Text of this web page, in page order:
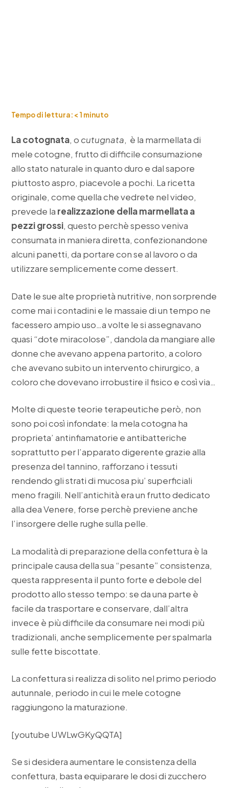
Tempo di lettura: < 1 minuto
La cotognata, o cutugnata, è la marmellata di
mele cotogne, frutto di difficile consumazione
allo stato naturale in quanto duro e dal sapore
piuttosto aspro, piacevole a pochi. La ricetta
originale, come quella che vedrete nel video,
prevede la realizzazione della marmellata a
pezzi grossi, questo perchè spesso veniva
consumata in maniera diretta, confezionandone
alcuni panetti, da portare con se al lavoro o da
utilizzare semplicemente come dessert.
Date le sue alte proprietà nutritive, non sorprende
come mai i contadini e le massaie di un tempo ne
facessero ampio uso…a volte le si assegnavano
quasi “dote miracolose”, dandola da mangiare alle
donne che avevano appena partorito, a coloro
che avevano subito un intervento chirurgico, a
coloro che dovevano irrobustire il fisico e così via…
Molte di queste teorie terapeutiche però, non
sono poi così infondate: la mela cotogna ha
proprieta’ antinfiamatorie e antibatteriche
soprattutto per l’apparato digerente grazie alla
presenza del tannino, rafforzano i tessuti
rendendo gli strati di mucosa piu’ superficiali
meno fragili. Nell’antichità era un frutto dedicato
alla dea Venere, forse perchè previene anche
l’insorgere delle rughe sulla pelle.
La modalità di preparazione della confettura è la
principale causa della sua “pesante” consistenza,
questa rappresenta il punto forte e debole del
prodotto allo stesso tempo: se da una parte è
facile da trasportare e conservare, dall’altra
invece è più difficile da consumare nei modi più
tradizionali, anche semplicemente per spalmarla
sulle fette biscottate.
La confettura si realizza di solito nel primo periodo
autunnale, periodo in cui le mele cotogne
raggiungono la maturazione.
[youtube UWLwGKyQQTA]
Se si desidera aumentare le consistenza della
confettura, basta equiparare le dosi di zucchero